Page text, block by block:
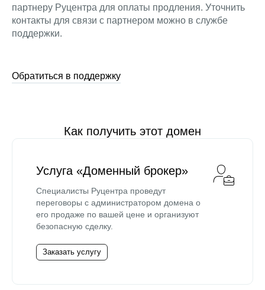
партнеру Руцентра для оплаты продления. Уточнить
контакты для связи с партнером можно в службе
поддержки.
Обратиться в поддержку
Как получить этот домен
Услуга «Доменный брокер»
Специалисты Руцентра проведут
переговоры с администратором домена о
его продаже по вашей цене и организуют
безопасную сделку.
Заказать услугу